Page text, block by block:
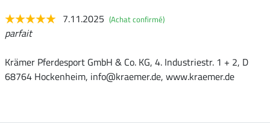
7.11.2025 (Achat confirmé)
parfait
Krämer Pferdesport GmbH & Co. KG, 4. Industriestr. 1 + 2, D
68764 Hockenheim, info@kraemer.de, www.kraemer.de